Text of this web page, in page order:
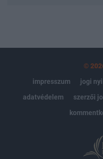
©
impresszum
jogi
adatvédelem
szerzői